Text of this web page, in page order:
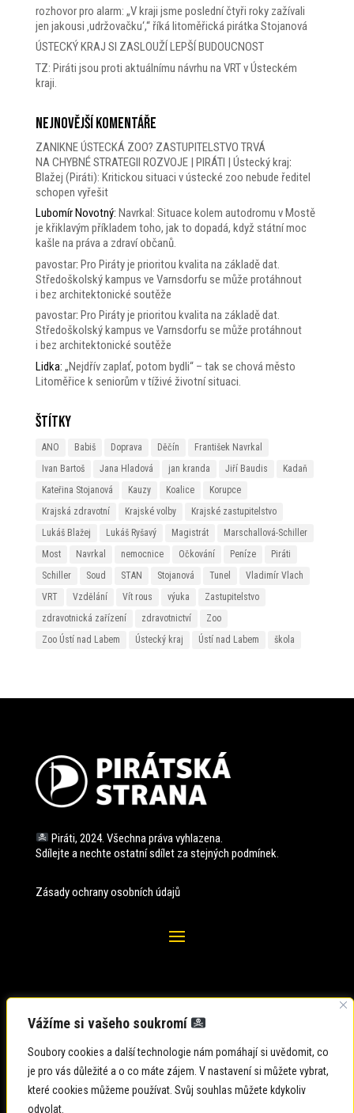
Vážíme si vašeho soukromí
Soubory cookies a další technologie nám pomáhají si uvědomit, co
je pro vás důležité a o co máte zájem. V nastavení si můžete vybrat,
které cookies můžeme používat. Svůj souhlas můžete kdykoliv
odvolat.
rozhovor pro alarm: „V kraji jsme poslední čtyři roky zažívali
jen jakousi ‚udržovačku‘,“ říká litoměřická pirátka Stojanová
ÚSTECKÝ KRAJ SI ZASLOUŽÍ LEPŠÍ BUDOUCNOST
TZ: Piráti jsou proti aktuálnímu návrhu na VRT v Ústeckém
kraji.
Nejnovější komentáře
ZANIKNE ÚSTECKÁ ZOO? ZASTUPITELSTVO TRVÁ
NA CHYBNÉ STRATEGII ROZVOJE | PIRÁTI | Ústecký kraj:
Blažej (Piráti): Kritickou situaci v ústecké zoo nebude ředitel
schopen vyřešit
Lubomír Novotný: Navrkal: Situace kolem autodromu v Mostě
je křiklavým příkladem toho, jak to dopadá, když státní moc
kašle na práva a zdraví občanů.
pavostar: Pro Piráty je prioritou kvalita na základě dat.
Středoškolský kampus ve Varnsdorfu se může protáhnout
i bez architektonické soutěže
pavostar: Pro Piráty je prioritou kvalita na základě dat.
Středoškolský kampus ve Varnsdorfu se může protáhnout
i bez architektonické soutěže
Lidka: „Nejdřív zaplať, potom bydli“ – tak se chová město
Litoměřice k seniorům v tíživé životní situaci.
Štítky
ANO Babiš Doprava Děčín
František Navrkal
Ivan Bartoš
Jana Hladová jan kranda Jiří Baudis
Kadaň
Kateřina Stojanová
Kauzy Koalice
Korupce
Krajská zdravotní
Krajské volby
Krajské zastupitelstvo
Lukáš Blažej
Lukáš Ryšavý Magistrát
Marschallová-Schiller
Most
Navrkal nemocnice Očkování Peníze
Piráti
Schiller
Soud STAN Stojanová Tunel
Vladimír Vlach
VRT
Vzdělání Vít rous výuka
Zastupitelstvo
zdravotnická zařízení
zdravotnictví
Zoo
Zoo Ústí nad Labem
Ústecký kraj Ústí nad Labem škola
Piráti, 2024. Všechna práva vyhlazena.
Sdílejte a nechte ostatní sdílet za stejných podmínek.
Zásady ochrany osobních údajů